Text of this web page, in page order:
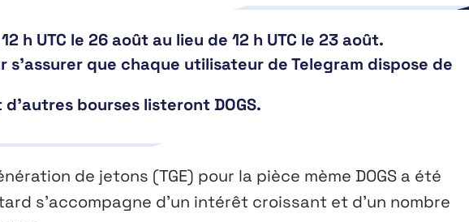
h UTC le 26 août au lieu de 12 h UTC le 23 août.
s’assurer que chaque utilisateur de Telegram dispose de
bourses listeront DOGS.
de jetons (TGE) pour la pièce mème DOGS a été
s’accompagne d’un intérêt croissant et d’un nombre